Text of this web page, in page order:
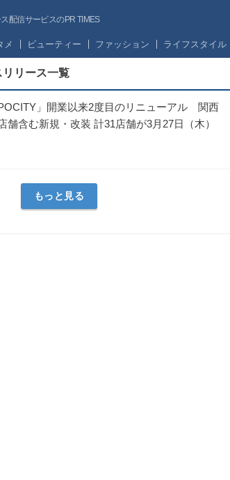
配信サービスのPR TIMES
メ ビューティー ファッション ライフスタイル
リリース一覧
」開業以来2度目のリニューアル 関西
含む新規・改装 計31店舗が3月27日（木）
もっと見る